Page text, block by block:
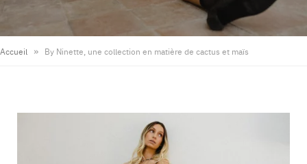
Accueil » By Ninette, une collection en matière de cactus et maïs